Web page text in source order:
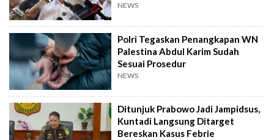
NEWS
Polri Tegaskan Penangkapan WN
Palestina Abdul Karim Sudah
Sesuai Prosedur
NEWS
Ditunjuk Prabowo Jadi Jampidsus,
Kuntadi Langsung Ditarget
Bereskan Kasus Febrie